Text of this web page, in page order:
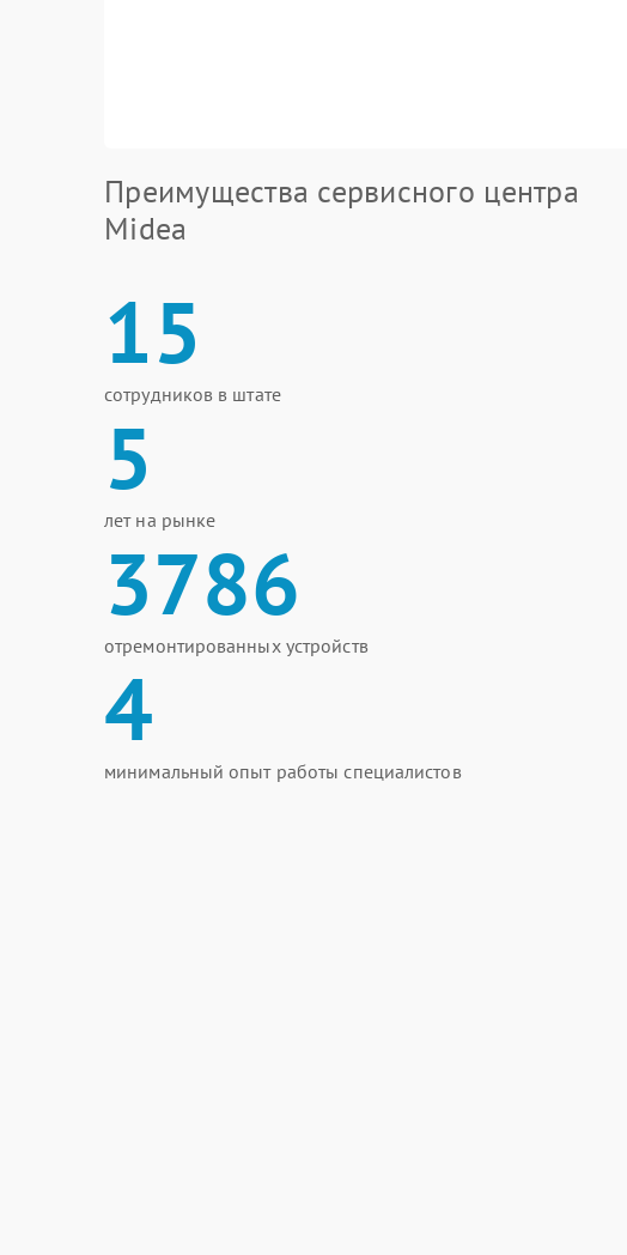
Преимущества сервисного центра
Midea
15
сотрудников в штате
5
лет на рынке
3786
отремонтированных устройств
4
минимальный опыт работы специалистов